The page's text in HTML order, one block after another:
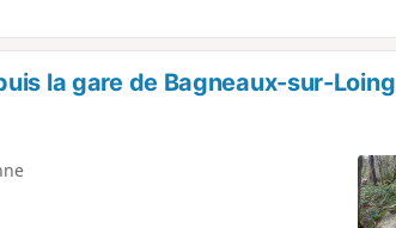
la gare de Bagneaux-sur-Loing